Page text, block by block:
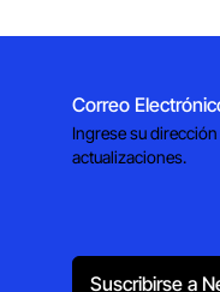
Correo
Ingrese su
actualizaciones.
Suscribirse a